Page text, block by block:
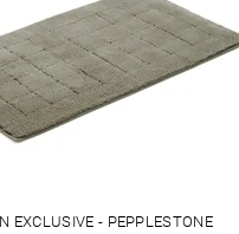
EXCLUSIVE - PEPPLESTONE